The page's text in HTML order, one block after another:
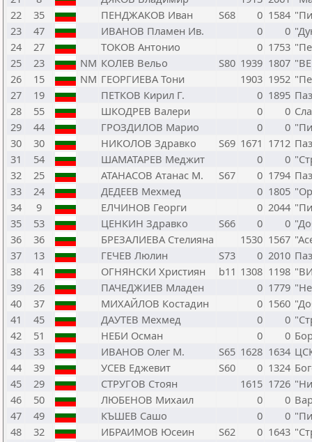
22
35 ПЕНДЖАКОВ Иван S68 0 1584
23
47 ИВАНОВ Пламен Ив. 0 0
24
27 ТОКОВ Антонио 0 1753
25
23 NM КОЛЕВ Вельо S80 1939 1807
26
15 NM ГЕОРГИЕВА Тони 1903 1952
27
19 ПЕТКОВ Кирил Г. 0 1895
28
55 ШКОДРЕВ Валери 0 0
29
44 ГРОЗДИЛОВ Марио 0 0
30
30 НИКОЛОВ Здравко S69 1671 1712
31
54 ШАМАТАРЕВ Меджит 0 0
32
25 АТАНАСОВ Атанас М. S67 0 1794
33
24 ДЕДЕЕВ Мехмед 0 1805
34
9 ЕЛЧИНОВ Георги 0 2044
35
53 ЦЕНКИН Здравко S66 0 0
36
36 БРЕЗАЛИЕВА Стелияна 1530 1567
37
13 ГЕЧЕВ Люлин S73 0 2010
38
41 ОГНЯНСКИ Християн b11 1308 1198
39
26 ПАЧЕДЖИЕВ Младен 0 1779
40
37 МИХАЙЛОВ Костадин 0 1560
41
45 ДАУТЕВ Мехмед 0 0
42
51 НЕБИ Осман 0 0
43
33 ИВАНОВ Олег М. S65 1628 1634
44
39 УСЕВ Еджевит S60 0 1324
45
29 СТРУГОВ Стоян 1615 1726
46
50 ЛЮБЕНОВ Михаил 0 0
47
49 КЪШЕВ Сашо 0 0
48
32 ИБРАИМОВ Юсеин S62 0 1643